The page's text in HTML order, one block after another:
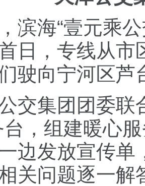
滨海“壹元乘
日，专线从市
驶向宁河区芦
交集团团委联
台，组建暖心
边发放宣传单
关问题逐一